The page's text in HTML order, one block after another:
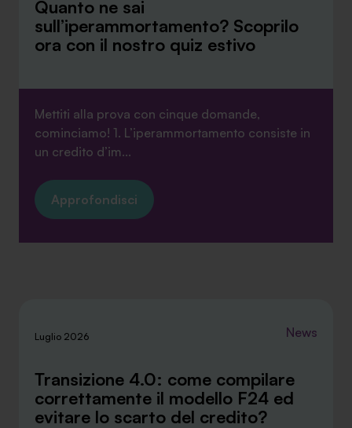
Quanto ne sai
sull’iperammortamento? Scoprilo
ora con il nostro quiz estivo
Mettiti alla prova con cinque domande,
cominciamo! 1. L’iperammortamento consiste in
un credito d’im...
Approfondisci
Luglio 2026 News
Transizione 4.0: come compilare
correttamente il modello F24 ed
evitare lo scarto del credito?